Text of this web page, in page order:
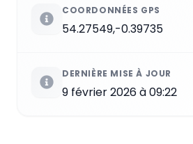
COORDONNÉES GPS
54.27549,-0.39735
DERNIÈRE MISE À JOUR
9 février 2026 à 09:22